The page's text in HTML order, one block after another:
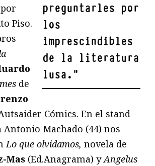
preguntarles por
los
imprescindibles
de la literatura
lusa. "
Piso.
de
Cómics. En el stand
Machado (44) nos
Lo que olvidamos, novela de
Mas (Ed.Anagrama) yAngelus